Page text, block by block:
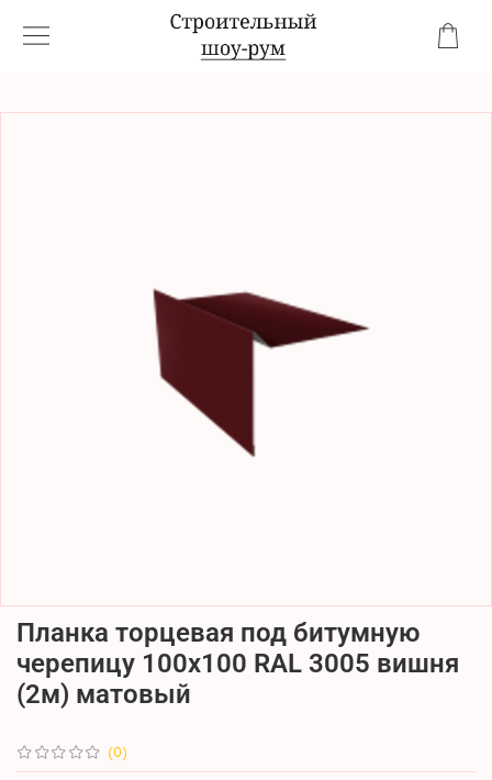
(0)
Планка торцевая под битумную
черепицу 100х100 RAL 3005 вишня
(2м) матовый